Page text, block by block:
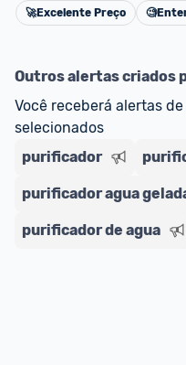
oferta do Promobit,
E lembre-se: você
comunidade para
nossos Admins
comentário ou
🚀Excelente Preço 🧐
Outros alertas criados
Você receberá alertas
selecionados
purificador
purificador agua
purificador de agua